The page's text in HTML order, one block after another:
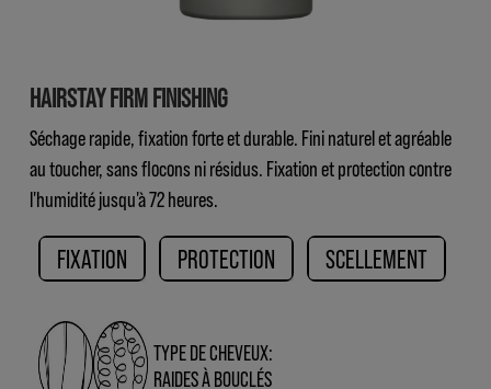
HAIRSTAY FIRM FINISHING
Séchage rapide, fixation forte et durable. Fini naturel et agréable
au toucher, sans flocons ni résidus. Fixation et protection contre
l'humidité jusqu'à 72 heures.
FIXATION PROTECTION SCELLEMENT
TYPE DE CHEVEUX:
RAIDES À BOUCLÉS